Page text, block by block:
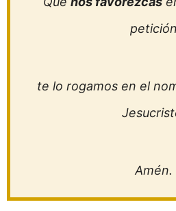
petición
te lo rogamos en el
Amén.